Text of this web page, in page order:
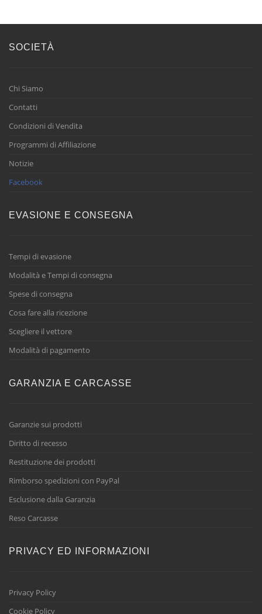
SOCIETÀ
Chi Siamo
Contatti
Condizioni di Vendita
Programmi di Affiliazione
Notizie
Facebook
EVASIONE E CONSEGNA
Tempi di evasione
Modalità e Tempi di consegna
Spese di consegna
Cosa fare alla ricezione
Scegliere il vettore
Modalità di pagamento
GARANZIA E CARCASSE
Garanzie sui prodotti
Diritto di recesso
Restituzione dei prodotti
Rimborso spedizioni con PayPal
Esclusione dalla Garanzia
Reso Carcasse
PRIVACY ED INFORMAZIONI
Privacy Policy
Cookie Policy